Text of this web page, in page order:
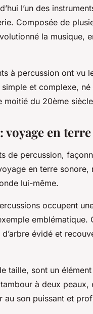
l’un des
Composée de
la musique,
à percussion ont vu
et complexe, né
moitié du 20ème
en
de percussion,
en terre
lui-même.
occupent
emblématique.
évidé et
taille, sont un
à deux peaux,
son puissant et